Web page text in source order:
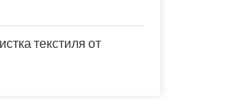
текстиля от